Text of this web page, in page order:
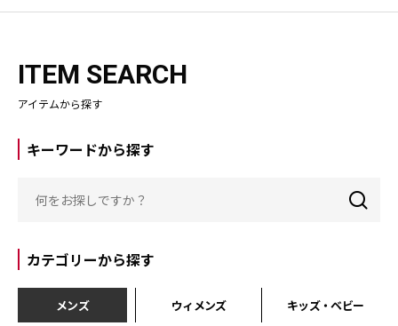
ITEM SEARCH
アイテムから探す
キーワードから探す
カテゴリーから探す
メンズ ウィメンズ キッズ・ベビー